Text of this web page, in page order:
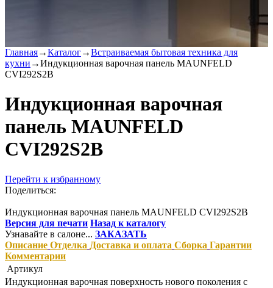
Главная→Каталог→Встраиваемая бытовая техника для
кухни →Индукционная варочная панель MAUNFELD
CVI292S2B
Индукционная варочная
панель MAUNFELD
CVI292S2B
Перейти к избранному
Поделиться:
Индукционная варочная панель MAUNFELD CVI292S2B
Версия для печати Назад к каталогу
Узнавайте в салоне... ЗАКАЗАТЬ
Описание Отделка Доставка и оплата Сборка Гарантии
Комментарии
Артикул
Индукционная варочная поверхность нового поколения с